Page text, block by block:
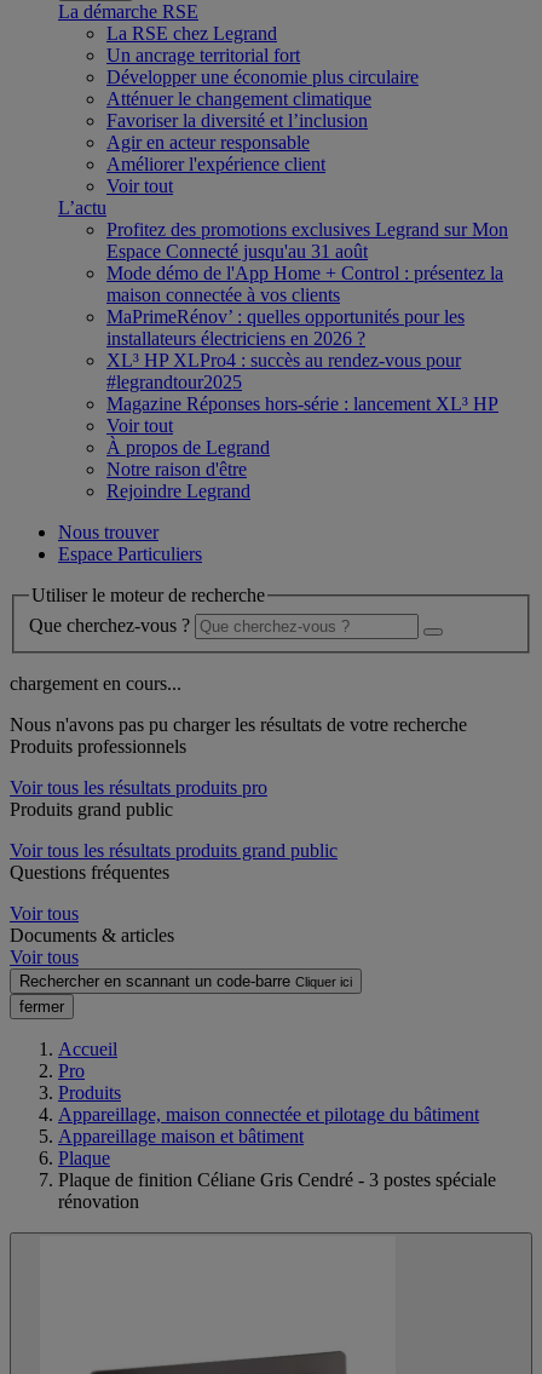
La démarche RSE
La RSE chez Legrand
Un ancrage territorial fort
Développer une économie plus circulaire
Atténuer le changement climatique
Favoriser la diversité et l’inclusion
Agir en acteur responsable
Améliorer l'expérience client
Voir tout
L’actu
Profitez des promotions exclusives Legrand sur Mon
Espace Connecté jusqu'au 31 août
Mode démo de l'App Home + Control : présentez la
maison connectée à vos clients
MaPrimeRénov’ : quelles opportunités pour les
installateurs électriciens en 2026 ?
XL³ HP XLPro4 : succès au rendez-vous pour
#legrandtour2025
Magazine Réponses hors-série : lancement XL³ HP
Voir tout
À propos de Legrand
Notre raison d'être
Rejoindre Legrand
Nous trouver
Espace Particuliers
Utiliser le moteur de recherche
Que cherchez-vous ?
chargement en cours...
Nous n'avons pas pu charger les résultats de votre recherche
Produits professionnels
Voir tous les résultats produits pro
Produits grand public
Voir tous les résultats produits grand public
Questions fréquentes
Voir tous
Documents & articles
Voir tous
Rechercher en scannant un code-barre Cliquer ici
fermer
Accueil
Pro
Produits
Appareillage, maison connectée et pilotage du bâtiment
Appareillage maison et bâtiment
Plaque
Plaque de finition Céliane Gris Cendré - 3 postes spéciale
rénovation